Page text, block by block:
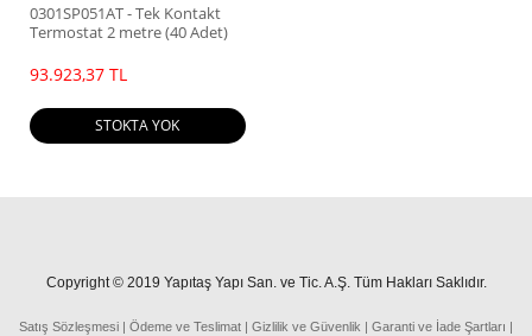
0301SP051AT - Tek Kontakt
Termostat 2 metre (40 Adet)
93.923,37 TL
STOKTA YOK
Copyright © 2019 Yapıtaş Yapı San. ve Tic. A.Ş. Tüm Hakları Saklıdır.
Satış Sözleşmesi | Ödeme ve Teslimat | Gizlilik ve Güvenlik | Garanti ve İade Şartları |